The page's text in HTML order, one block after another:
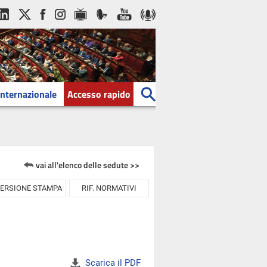
Accesso rapido
vai all'elenco delle sedute >>
STAMPA RIF. NORMATIVI
Scarica il PDF